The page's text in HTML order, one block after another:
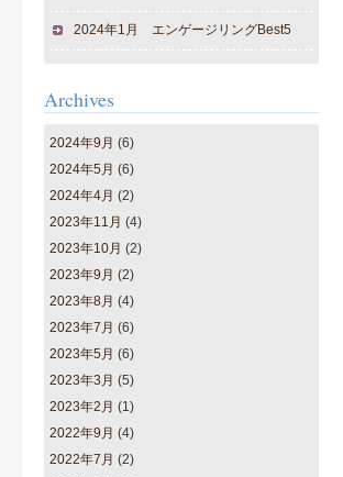
2024年1月 エンゲージリングBest5
Archives
2024年9月 (6)
2024年5月 (6)
2024年4月 (2)
2023年11月 (4)
2023年10月 (2)
2023年9月 (2)
2023年8月 (4)
2023年7月 (6)
2023年5月 (6)
2023年3月 (5)
2023年2月 (1)
2022年9月 (4)
2022年7月 (2)